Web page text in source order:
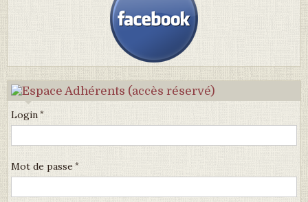
Login
Mot de passe